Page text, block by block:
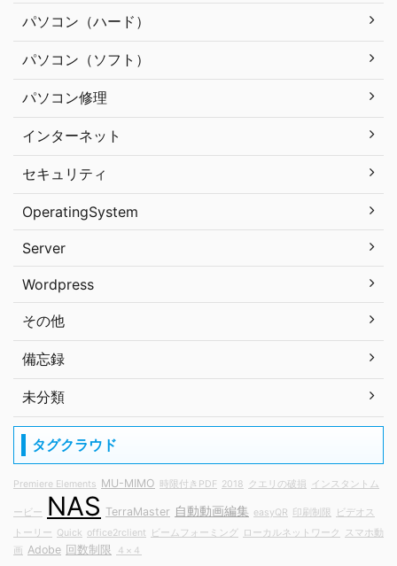
パソコン（ハード）
パソコン（ソフト）
パソコン修理
インターネット
セキュリティ
OperatingSystem
Server
Wordpress
その他
備忘録
未分類
タグクラウド
Premiere Elements MU-MIMO 時限付きPDF 2018 クエリの破損 インスタントム
ービー NAS TerraMaster 自動動画編集 easyQR 印刷制限
ビデオス
トーリー Quick office2rclient ビームフォーミング ローカルネットワーク
スマホ動
画 Adobe 回数制限 ４×４